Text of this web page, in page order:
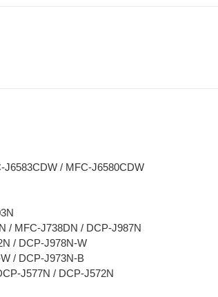
/ MFC-J6580CDW
/ MFC-J738DN / DCP-J987N
/ DCP-J978N-W
/ DCP-J973N-B
J577N / DCP-J572N